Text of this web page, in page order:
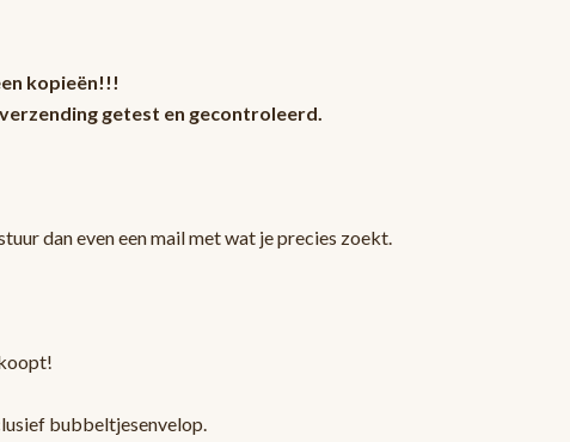
kopieën!!!
getest en gecontroleerd.
dan even een mail met wat je precies zoekt.
bubbeltjesenvelop.